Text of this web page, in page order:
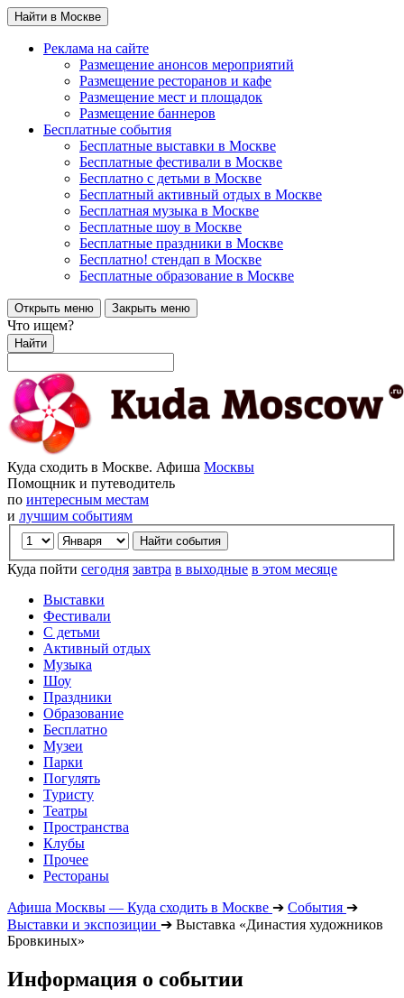
Найти в Москве
Реклама на сайте
Размещение анонсов мероприятий
Размещение ресторанов и кафе
Размещение мест и площадок
Размещение баннеров
Бесплатные события
Бесплатные выставки в Москве
Бесплатные фестивали в Москве
Бесплатно с детьми в Москве
Бесплатный активный отдых в Москве
Бесплатная музыка в Москве
Бесплатные шоу в Москве
Бесплатные праздники в Москве
Бесплатно! стендап в Москве
Бесплатные образование в Москве
Открыть меню Закрыть меню
Что ищем?
Найти
Куда сходить в Москве. Афиша Москвы
Помощник и путеводитель
по интересным местам
и лучшим событиям
Куда пойти сегодня завтра в выходные в этом месяце
Выставки
Фестивали
С детьми
Активный отдых
Музыка
Шоу
Праздники
Образование
Бесплатно
Музеи
Парки
Погулять
Туристу
Театры
Пространства
Клубы
Прочее
Рестораны
Афиша Москвы — Куда сходить в Москве ➔ События ➔
Выставки и экспозиции ➔ Выставка «Династия художников
Бровкиных»
Информация о событии